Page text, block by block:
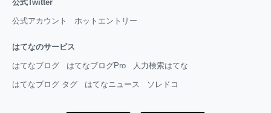
公式Twitter
公式アカウント ホットエントリー
はてなのサービス
はてなブログ はてなブログPro 人力検索はてな
はてなブログ タグ はてなニュース ソレドコ